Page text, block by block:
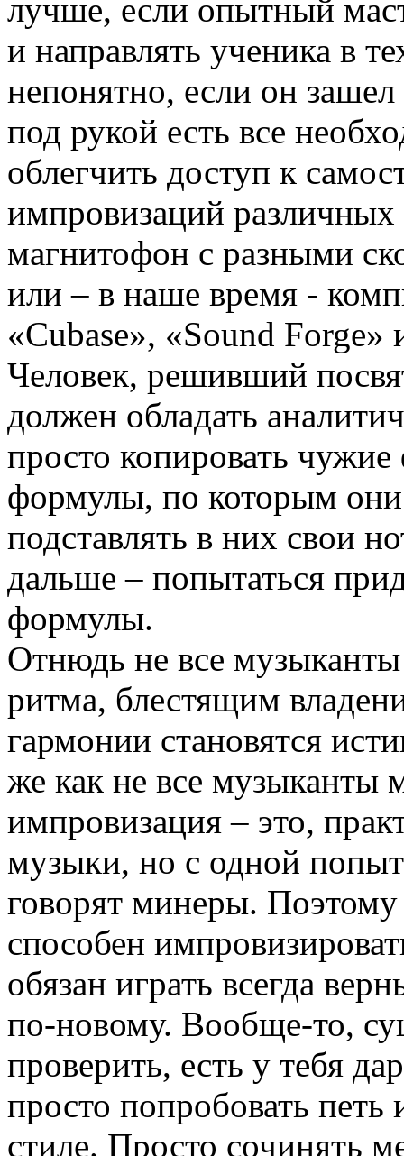
лучше, если опытный
и направлять ученика в
непонятно, если он
под рукой есть все
облегчить доступ к
импровизаций
магнитофон с разными
или – в наше время -
«Cubase», «Sound
Человек, решивший
должен обладать
просто копировать
формулы, по которым они
подставлять в них свои
дальше – попытаться
формулы.
Отнюдь не все
ритма, блестящим
гармонии становятся
же как не все музыканты
импровизация – это,
музыки, но с одной
говорят минеры.
способен
обязан играть всегда
по-новому. Вообще-то,
проверить, есть у тебя
просто попробовать
стиле. Просто сочинять